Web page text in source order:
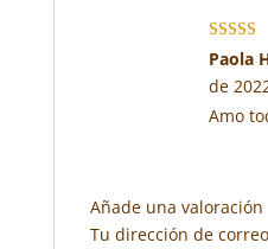
5 de 5
Paola
de
Amo
Añade una valoración
Tu dirección de